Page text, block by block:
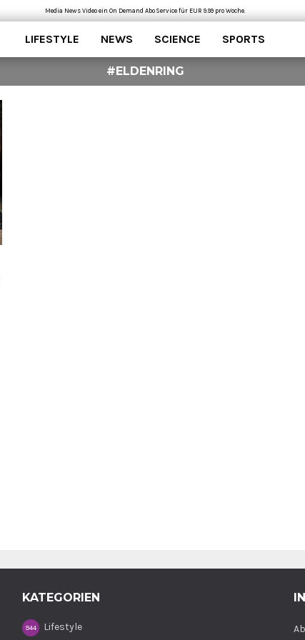
Media News Video ein On Demand Abo Service für EUR 9.99 pro Woche.
LIFESTYLE NEWS SCIENCE SPORTS
#ELDENRING
KATEGORIEN
Lifestyle
944